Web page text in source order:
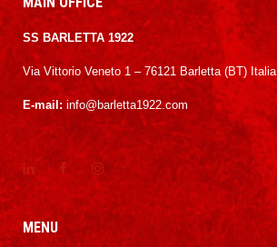
SS BARLETTA 1922
Via Vittorio Veneto 1 – 76121 Barletta (BT) Italia
E-mail: info@barletta1922.com
MENU